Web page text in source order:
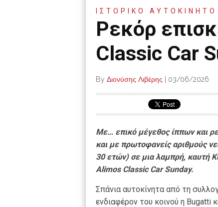
ΙΣΤΟΡΙΚΟ ΑΥΤΟΚΙΝΗΤΟ
Ρεκόρ
Classic Car
By Διονύσης Λιβέρης 03/06/2026
Με… επικό μέγεθος ίππων και
και με πρωτοφανείς αριθμούς
30 ετών) σε μια λαμπρή, καυτή
Alimos Classic Car Sunday.
Σπάνια αυτοκίνητα από τη
ενδιαφέρον του κοινού η Bugatti